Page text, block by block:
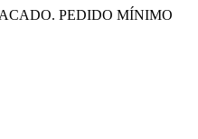
PEDIDO MÍNIMO